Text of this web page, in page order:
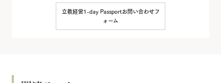
立教経営1-day Passportお問い合わせフ
ォーム